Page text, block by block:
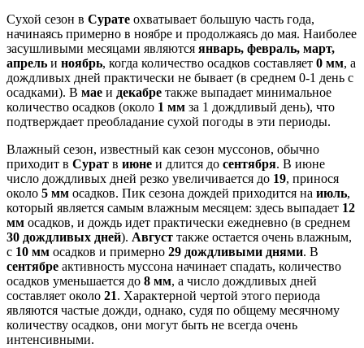
Сухой сезон в Сурате охватывает большую часть года,
начинаясь примерно в ноябре и продолжаясь до мая. Наиболее
засушливыми месяцами являются январь, февраль, март,
апрель и ноябрь, когда количество осадков составляет 0 мм, а
дождливых дней практически не бывает (в среднем 0-1 день с
осадками). В мае и декабре также выпадает минимальное
количество осадков (около 1 мм за 1 дождливый день), что
подтверждает преобладание сухой погоды в эти периоды.
Влажный сезон, известный как сезон муссонов, обычно
приходит в Сурат в июне и длится до сентября. В июне
число дождливых дней резко увеличивается до 19, принося
около 5 мм осадков. Пик сезона дождей приходится на июль,
который является самым влажным месяцем: здесь выпадает 12
мм осадков, и дождь идет практически ежедневно (в среднем
30 дождливых дней). Август также остается очень влажным,
с 10 мм осадков и примерно 29 дождливыми днями. В
сентябре активность муссона начинает спадать, количество
осадков уменьшается до 8 мм, а число дождливых дней
составляет около 21. Характерной чертой этого периода
являются частые дожди, однако, судя по общему месячному
количеству осадков, они могут быть не всегда очень
интенсивными.